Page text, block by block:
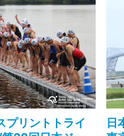
リントトライ
日